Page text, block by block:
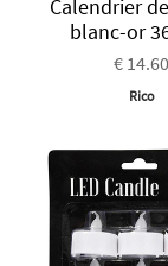
Calendrier
blanc-or
€ 14.60
Rico